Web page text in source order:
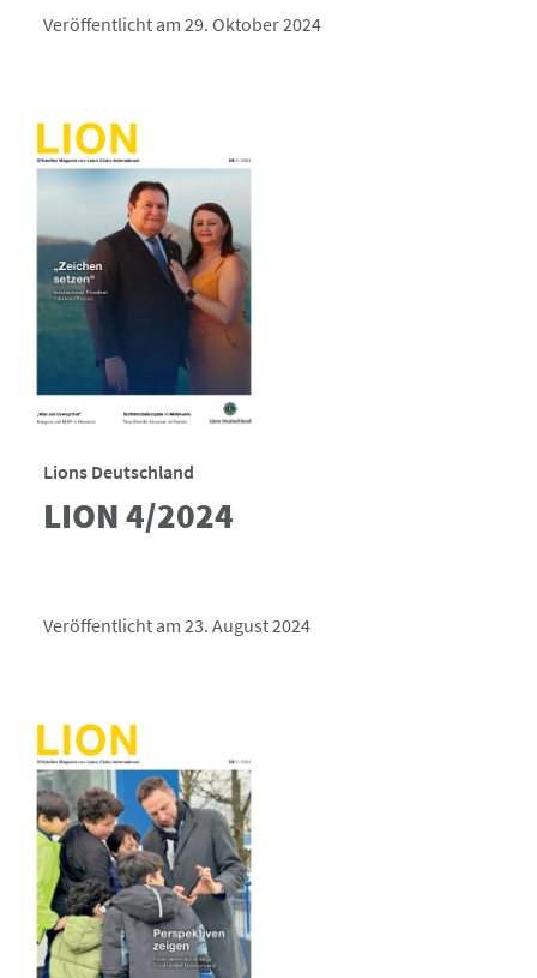
Veröffentlicht am 29. Oktober 2024
Lions Deutschland
LION 4/2024
Veröffentlicht am 23. August 2024